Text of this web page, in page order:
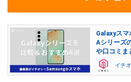
Galaxyスマ
Aシリーズ
や口コミま
イチ